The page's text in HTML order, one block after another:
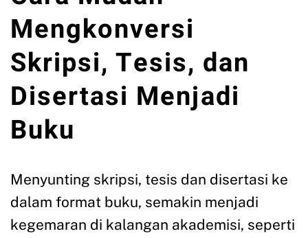
Mengkonversi
Skripsi, Tesis, dan
Disertasi Menjadi
Buku
Menyunting skripsi, tesis dan disertasi ke
dalam format buku, semakin menjadi
kegemaran di kalangan akademisi, seperti